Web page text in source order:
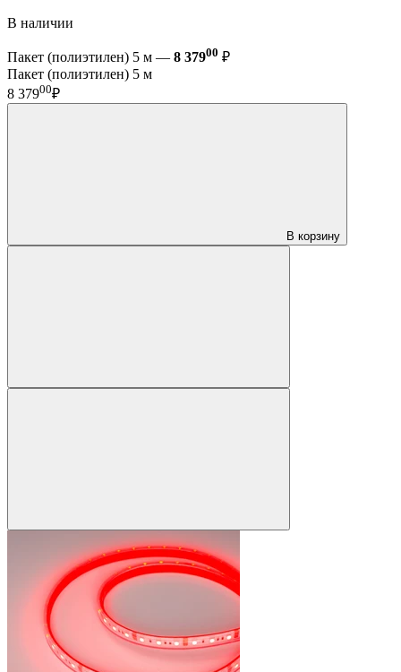
В наличии
Пакет (полиэтилен) 5 м — 8 37900 ₽
Пакет (полиэтилен) 5 м
8 37900₽
В корзину